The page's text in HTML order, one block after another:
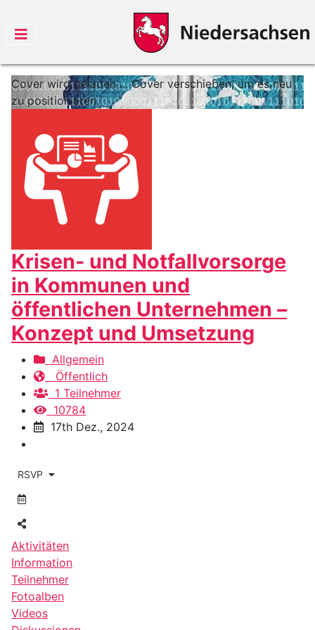
Cover wird geladen ... Cover verschieben, um es neu
zu positionieren.
Krisen- und Notfallvorsorge
in Kommunen und
öffentlichen Unternehmen –
Konzept und Umsetzung
Allgemein
Öffentlich
1 Teilnehmer
10784
17th Dez., 2024
RSVP
Aktivitäten
Information
Teilnehmer
Fotoalben
Videos